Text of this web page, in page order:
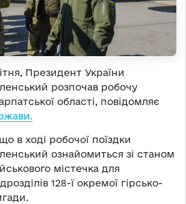
Президент України
розпочав робочу
області, повідомляє
в ході робочої поїздки
ознайомиться зі станом
містечка для
128-ї окремої гірсько-